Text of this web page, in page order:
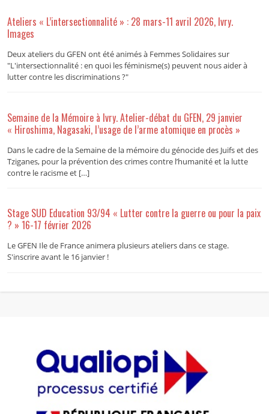
Ateliers « L’intersectionnalité » : 28 mars-11 avril 2026, Ivry.
Images
Deux ateliers du GFEN ont été animés à Femmes Solidaires sur
"L'intersectionnalité : en quoi les féminisme(s) peuvent nous aider à
lutter contre les discriminations ?"
Semaine de la Mémoire à Ivry. Atelier-débat du GFEN, 29 janvier
« Hiroshima, Nagasaki, l’usage de l’arme atomique en procès »
Dans le cadre de la Semaine de la mémoire du génocide des Juifs et des
Tziganes, pour la prévention des crimes contre l’humanité et la lutte
contre le racisme et […]
Stage SUD Education 93/94 « Lutter contre la guerre ou pour la paix
? » 16-17 février 2026
Le GFEN Ile de France animera plusieurs ateliers dans ce stage.
S'inscrire avant le 16 janvier !